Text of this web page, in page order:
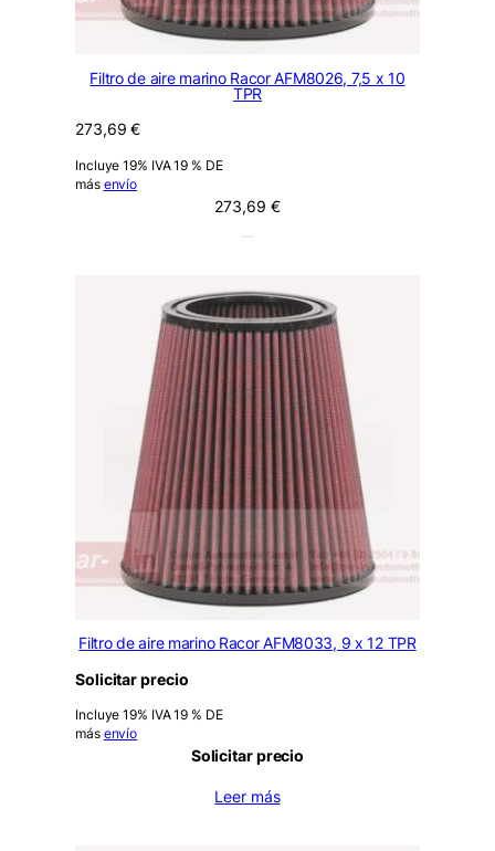
Filtro de aire marino Racor AFM8026, 7,5 x 10
TPR
273,69€
Incluye 19% IVA 19 % DE
más envío
273,69 €
Filtro de aire marino Racor AFM8033, 9 x 12 TPR
Solicitar precio
Incluye 19% IVA 19 % DE
más envío
Solicitar precio
Leer más